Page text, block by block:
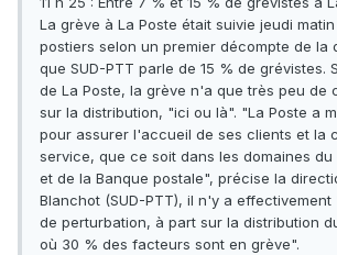
La grève à La Poste était suivie jeudi
postiers selon un premier décompte de la
que SUD-PTT parle de 15 % de grévistes.
de La Poste, la grève n'a que très peu de
sur la distribution, "ici ou là". "La Poste a
pour assurer l'accueil de ses clients et la
service, que ce soit dans les domaines
et de la Banque postale", précise la
Blanchot (SUD-PTT), il n'y a
de perturbation, à part sur la distribution
où 30 % des facteurs sont en grève".